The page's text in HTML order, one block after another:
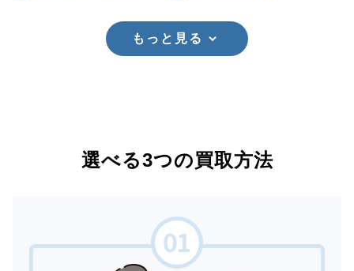
もっと見る
選べる3つの買取方法